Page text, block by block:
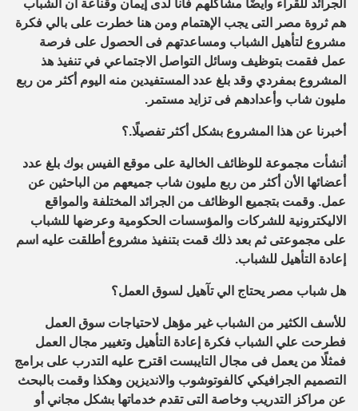
الجرائد للقراء وأيضًا مشاكلهم فأنا لدى إيمان وقناعة أن الشباب
هم ثروة مصر التى يجب الإهتمام ومن هنا خطرت على بالي فكرة
مشروع لتأهيل الشباب ومساعدتهم فى الحصول على فرصة
عمل فقمت بتوظيف وسائل التواصل الاجتماعي في تنفيذ هذ
المشروع بمفردي وقد بلغ عدد المستفيدين منه اليوم أكثر من ربع
مليون شاب وأعدادهم فى تزايد مستمر.
أخبرنا عن هذا المشروع بشكل أكثر تفصيلًا.؟
أنشأت مجموعة للوظائف الخالية على موقع الفيس بوك بلغ عدد
أعضائها الأن أكثر من ربع مليون شاب جميعهم من الباحثين عن
عمل. وقمت بتجميع الوظائف من الجرائد المختلفة والمواقع
الاليكترونية للشركات والمؤسسات الحكومية وعرضها للشباب
على مجموعتى ثم بعد ذلك قمت بتنفيذ مشروع أطلقت عليه اسم
إعادة التأهيل للشباب.
هل شباب مصر يحتاج الي تآهيل لسوق العمل؟
للأسف الكثير من الشباب غير مؤهل لاحتياجات سوق العمل
فطرحت علي الشباب فكرة إعادة التأهيل وتغيير مجال العمل
فمثلًا من يعمل فى مجال التايبست اقترح عليه التدرب على برامج
التصميم الجرافيكي كالفوتوشوب والانديزين وهكذا وقمت بالبحث
عن مراكز التدريب وخاصة التى تقدم خدماتها بشكل مجاني أو